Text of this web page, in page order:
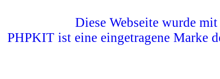
Diese Webseite wurde
PHPKIT ist eine eingetragene Marke